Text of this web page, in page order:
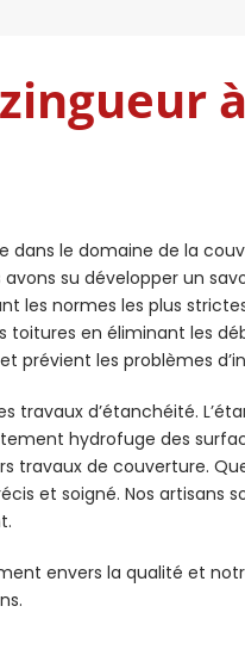
dans le domaine de la
avons su développer un
les normes les plus
toitures en éliminant les
prévient les problèmes
travaux d’étanchéité.
hydrofuge des
travaux de couverture.
et soigné. Nos artisans
envers la qualité et